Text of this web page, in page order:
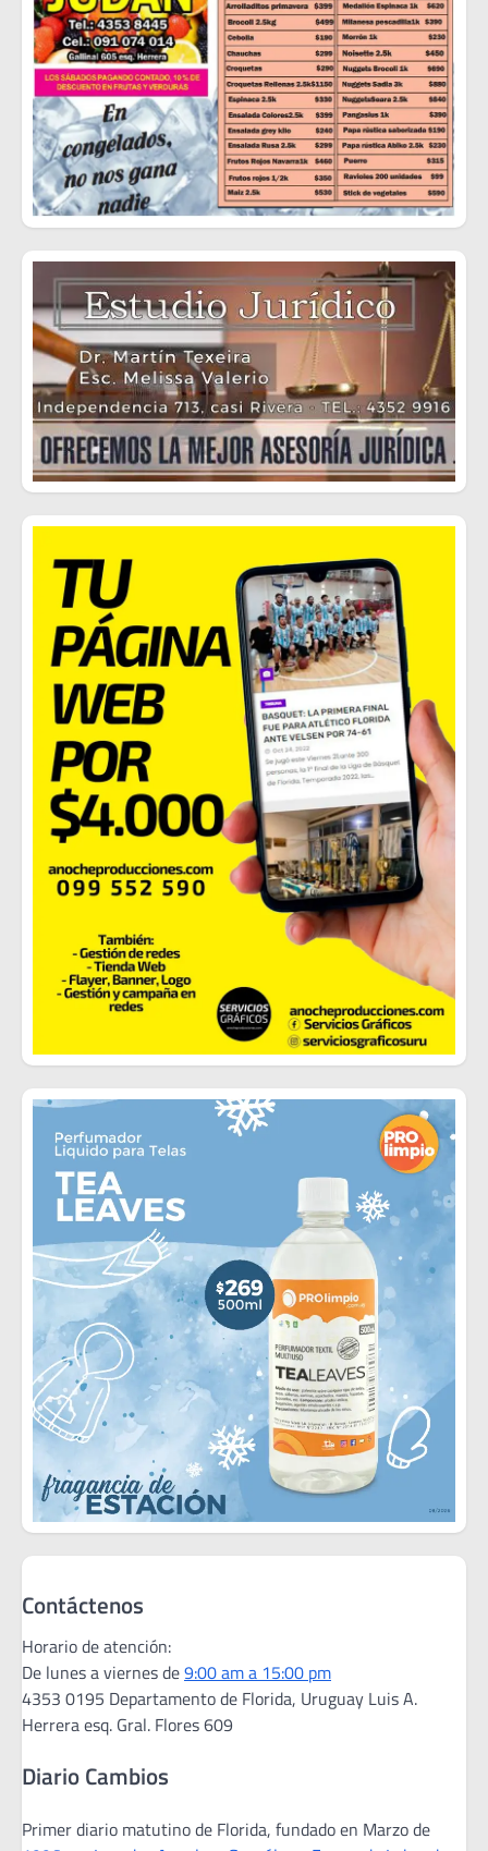
Contáctenos
Horario de atención:
De lunes a viernes de9:00 am a 15:00 pm
4353 0195 Departamento de Florida, Uruguay Luis A.
Herrera esq. Gral. Flores 609
Diario Cambios
Primer diario matutino de Florida, fundado en Marzo de